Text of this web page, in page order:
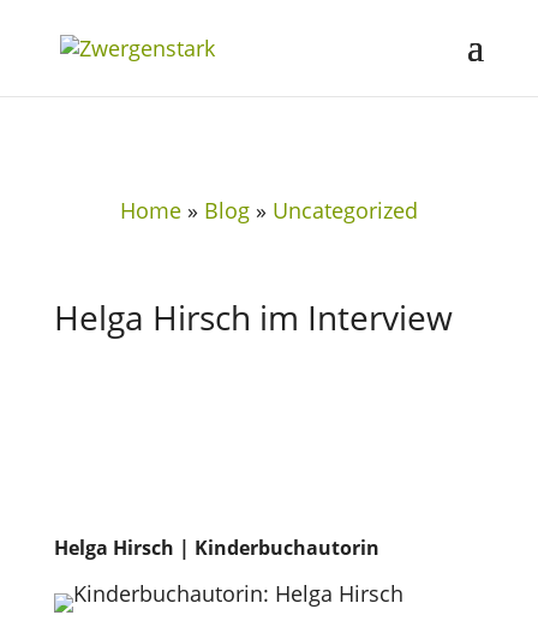
Home» Blog» Uncategorized
Helga Hirsch im Interview
Helga Hirsch | Kinderbuchautorin